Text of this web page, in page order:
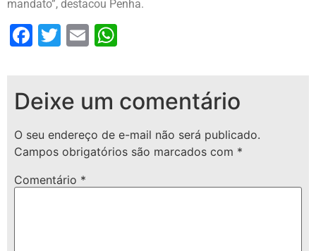
mandato”, destacou Penha.
Facebook
Twitter
Email
Deixe um comentário
O seu endereço de e-mail não será publicado.
Campos obrigatórios são marcados com *
Comentário *